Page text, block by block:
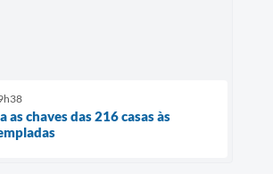
as chaves das 216 casas às